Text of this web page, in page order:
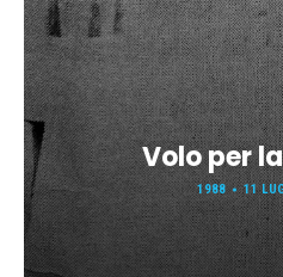
Volo per
1988 11